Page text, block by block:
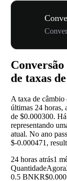
de taxas
A taxa de
últimas 24 horas,
de $0.000300.
representando
atual. No ano
$-0.000471,
24 horas atrás1
QuantidadeAgora
0.5 BNKR